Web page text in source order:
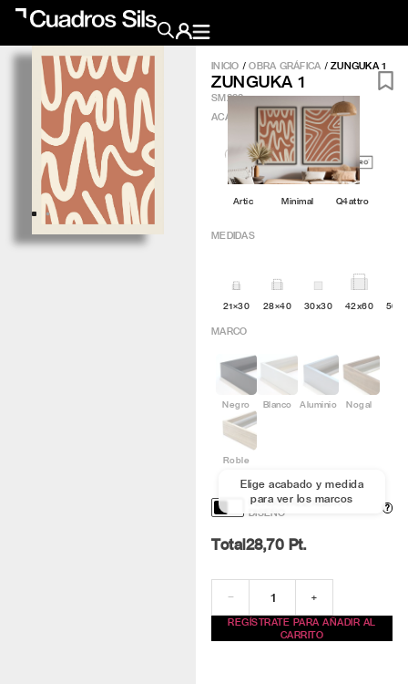
Obra Pictórica
Obra Gráfica
Inspiración
Crea tu pared
INICIO /OBRA GRÁFICA /ZUNGUKA 1
ZUNGUKA 1
SM292
ACABADO
?
Artic Minimal Q4attro
MEDIDAS
21×30 28×40 30x30 42x60
PERSONALIZACIÓN Y
DISEÑO
?
MARCO
Negro Blanco Aluminio Nogal
Roble
Elige acabado y medida
para ver los marcos
Total28,70 Pt.
− +
REGÍSTRATE PARA AÑADIR AL
CARRITO